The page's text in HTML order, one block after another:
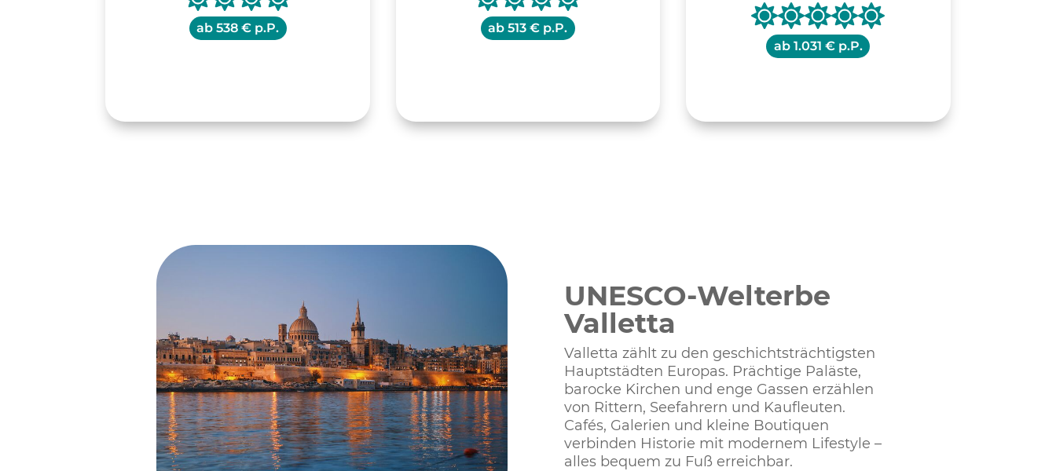
ab 538 € p.P. ab 513 € p.P.
ab 1.031 € p.P.
UNESCO-Welterbe
Valletta
Valletta zählt zu den geschichtsträchtigsten
Hauptstädten Europas. Prächtige Paläste,
barocke Kirchen und enge Gassen erzählen
von Rittern, Seefahrern und Kaufleuten.
Cafés, Galerien und kleine Boutiquen
verbinden Historie mit modernem Lifestyle –
alles bequem zu Fuß erreichbar.